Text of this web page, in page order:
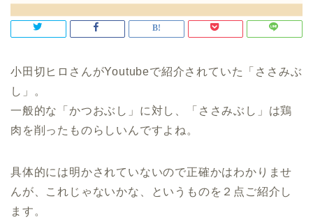
小田切ヒロさんがYoutubeで紹介されていた「ささみぶ
し」。
一般的な「かつおぶし」に対し、「ささみぶし」は鶏
肉を削ったものらしいんですよね。
具体的には明かされていないので正確かはわかりませ
んが、これじゃないかな、というものを２点ご紹介し
ます。